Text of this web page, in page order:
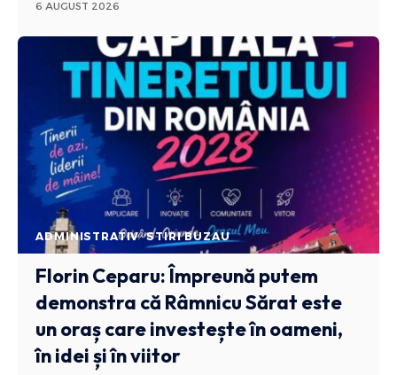
6 AUGUST 2026
ADMINISTRATIV STIRI BUZAU
Florin Ceparu: Împreună putem
demonstra că Râmnicu Sărat este
un oraș care investește în oameni,
în idei și în viitor